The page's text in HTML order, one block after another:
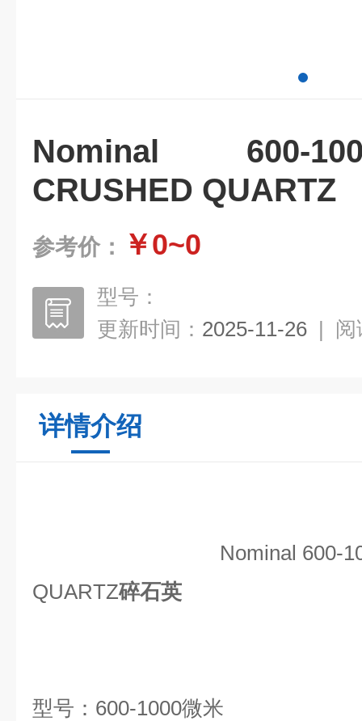
Nominal 600-
CRUSHED QUARTZ
参考价： ￥0~0
型号：
更新时间： 2025-11-26 | 阅
详情介绍
Nominal 600-
QUARTZ碎石英
型号：600-1000微米